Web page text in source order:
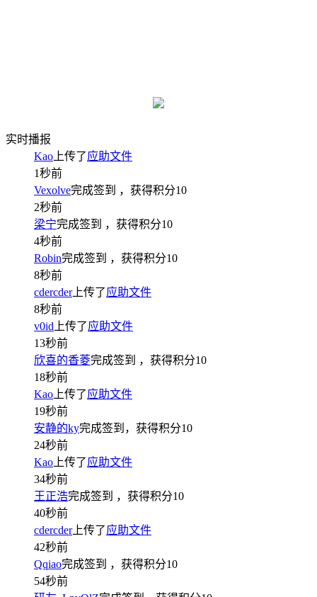
实时播报
Kao上传了 应助文件
1秒前
Vexolve完成签到 ，获得积分10
2秒前
梁宁完成签到 ，获得积分10
4秒前
Robin完成签到 ，获得积分10
8秒前
cdercder上传了 应助文件
8秒前
v0id上传了 应助文件
13秒前
欣喜的香菱完成签到 ，获得积分10
18秒前
Kao上传了 应助文件
19秒前
安静的ky完成签到，获得积分10
24秒前
Kao上传了 应助文件
34秒前
王正浩完成签到 ，获得积分10
40秒前
cdercder上传了 应助文件
42秒前
Qqiao完成签到 ，获得积分10
54秒前